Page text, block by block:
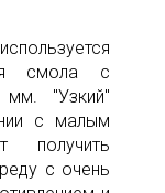
смола с
"Узкий"
с малым
получить
с очень